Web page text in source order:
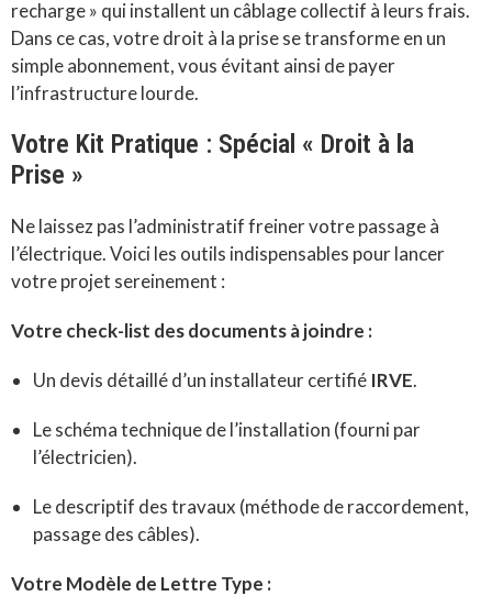
recharge » qui installent un câblage collectif à leurs frais.
Dans ce cas, votre droit à la prise se transforme en un
simple abonnement, vous évitant ainsi de payer
l’infrastructure lourde.
Votre Kit Pratique : Spécial « Droit à la
Prise »
Ne laissez pas l’administratif freiner votre passage à
l’électrique. Voici les outils indispensables pour lancer
votre projet sereinement :
Votre check-list des documents à joindre :
Un devis détaillé d’un installateur certifié IRVE.
Le schéma technique de l’installation (fourni par
l’électricien).
Le descriptif des travaux (méthode de raccordement,
passage des câbles).
Votre Modèle de Lettre Type :